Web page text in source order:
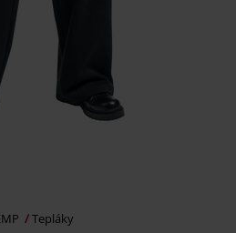
Tepláky